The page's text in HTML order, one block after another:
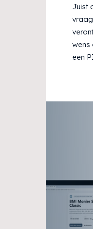
Juist
wens
een